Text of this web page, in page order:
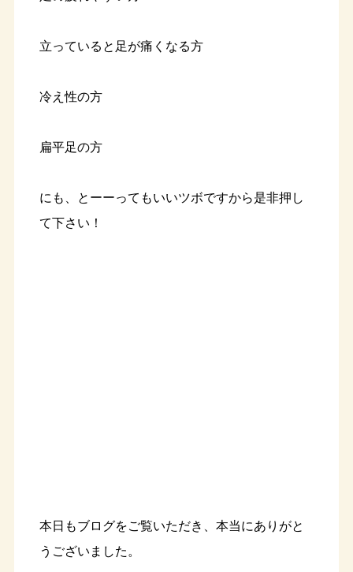
立っていると足が痛くなる方
冷え性の方
扁平足の方
にも、とーーってもいいツボですから是非押し
て下さい！
本日もブログをご覧いただき、本当にありがと
うございました。